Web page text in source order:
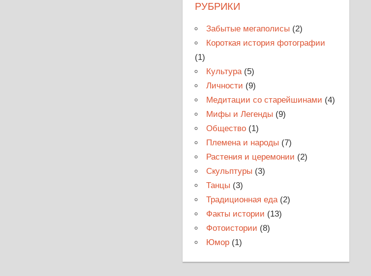
РУБРИКИ
Забытые мегаполисы (2)
Короткая история фотографии
(1)
Культура(5)
Личности (9)
Медитации со старейшинами (4)
Мифы и Легенды (9)
Общество (1)
Племена и народы (7)
Растения и церемонии (2)
Скульптуры (3)
Танцы (3)
Традиционная еда(2)
Факты истории (13)
Фотоистории (8)
Юмор (1)